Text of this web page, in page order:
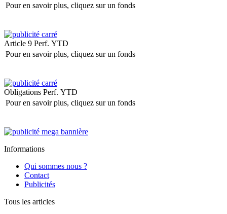
Pour en savoir plus, cliquez sur un fonds
Article 9 Perf. YTD
Pour en savoir plus, cliquez sur un fonds
Obligations Perf. YTD
Pour en savoir plus, cliquez sur un fonds
Informations
Qui sommes nous ?
Contact
Publicités
Tous les articles